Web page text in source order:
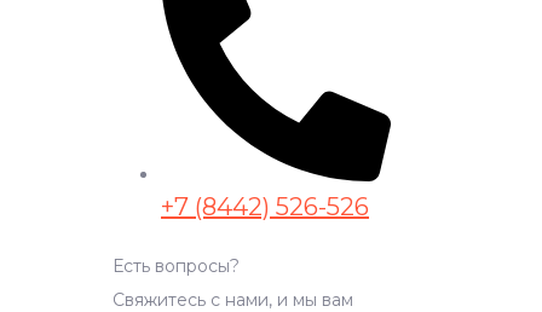
+7 (8442) 526-526
Есть вопросы?
Свяжитесь с нами, и мы вам